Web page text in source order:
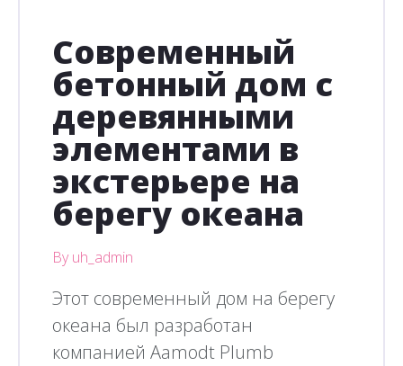
Современный
бетонный дом с
деревянными
элементами в
экстерьере на
берегу океана
By uh_admin
Этот современный дом на берегу
океана был разработан
компанией Aamodt Plumb